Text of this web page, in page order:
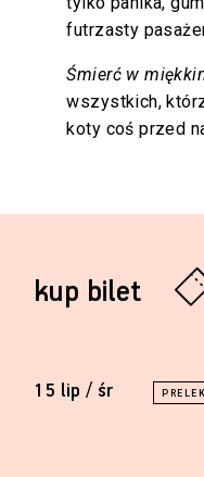
kup bilet
15 lip / śr
futrzasty
Śmierć w
wszystkich,
koty coś przed